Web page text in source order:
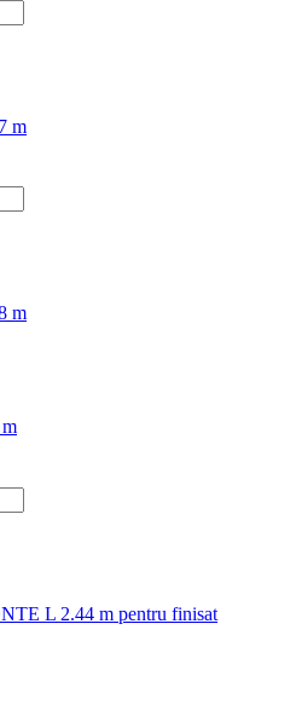
m
m
L 2.44 m pentru finisat